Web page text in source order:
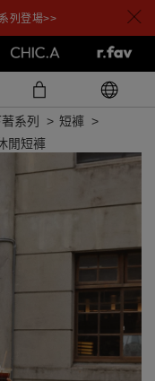
列登場>>
系列
短褲
閒短褲